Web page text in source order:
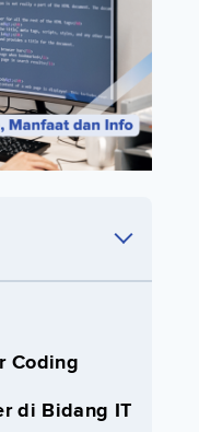
Coding
di Bidang IT